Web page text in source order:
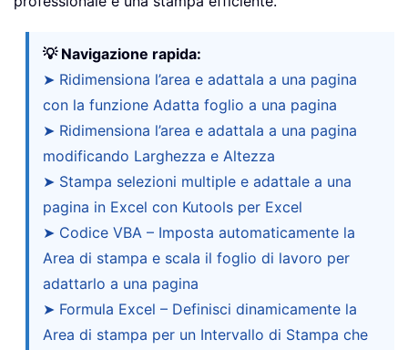
💡 Navigazione rapida:
➤ Ridimensiona l’area e adattala a una pagina
con la funzione Adatta foglio a una pagina
➤ Ridimensiona l’area e adattala a una pagina
modificando Larghezza e Altezza
➤ Stampa selezioni multiple e adattale a una
pagina in Excel con Kutools per Excel
➤ Codice VBA – Imposta automaticamente la
Area di stampa e scala il foglio di lavoro per
adattarlo a una pagina
➤ Formula Excel – Definisci dinamicamente la
Area di stampa per un Intervallo di Stampa che